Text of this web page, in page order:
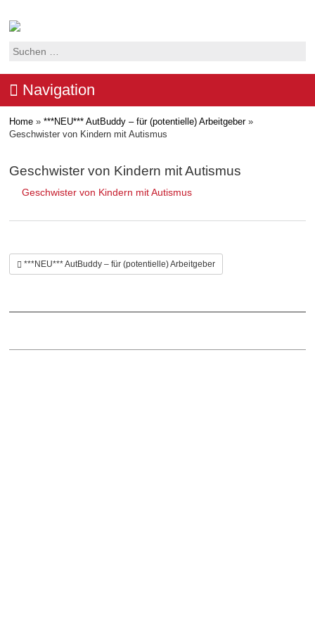
Suchen
Navigation
Home » ***NEU*** AutBuddy – für (potentielle) Arbeitgeber»
Geschwister von Kindern mit Autismus
Geschwister von Kindern mit Autismus
Geschwister von Kindern mit Autismus
***NEU*** AutBuddy – für (potentielle) Arbeitgeber